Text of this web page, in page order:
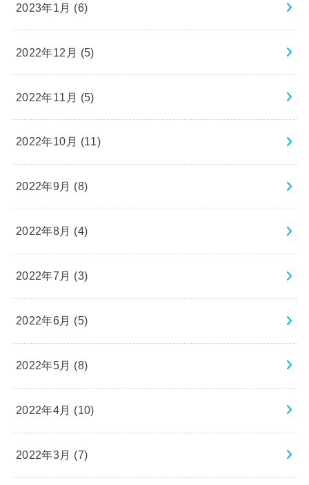
2023年1月 (6)
2022年12月 (5)
2022年11月 (5)
2022年10月 (11)
2022年9月 (8)
2022年8月 (4)
2022年7月 (3)
2022年6月 (5)
2022年5月 (8)
2022年4月 (10)
2022年3月 (7)